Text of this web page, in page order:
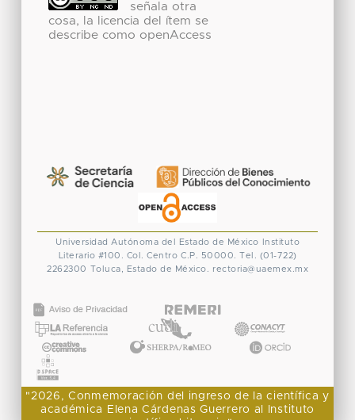
señala otra
cosa, la licencia del ítem se
describe como openAccess
Universidad Autónoma del Estado de México
Instituto
Literario #100. Col. Centro C.P. 50000. Tel. (01-722)
2262300 Toluca, Estado de México. rectoria@uaemex.mx
"2026, Conmemoración del ingreso de la científica y
académica Elena Cárdenas Guerrero al Instituto